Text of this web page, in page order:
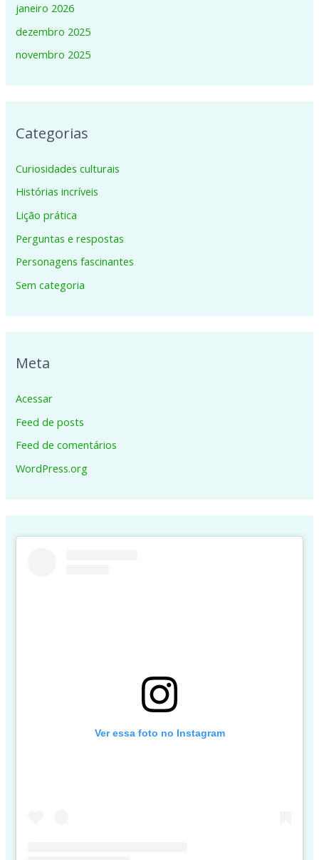
janeiro 2026
dezembro 2025
novembro 2025
Categorias
Curiosidades culturais
Histórias incríveis
Lição prática
Perguntas e respostas
Personagens fascinantes
Sem categoria
Meta
Acessar
Feed de posts
Feed de comentários
WordPress.org
Ver essa foto no Instagram